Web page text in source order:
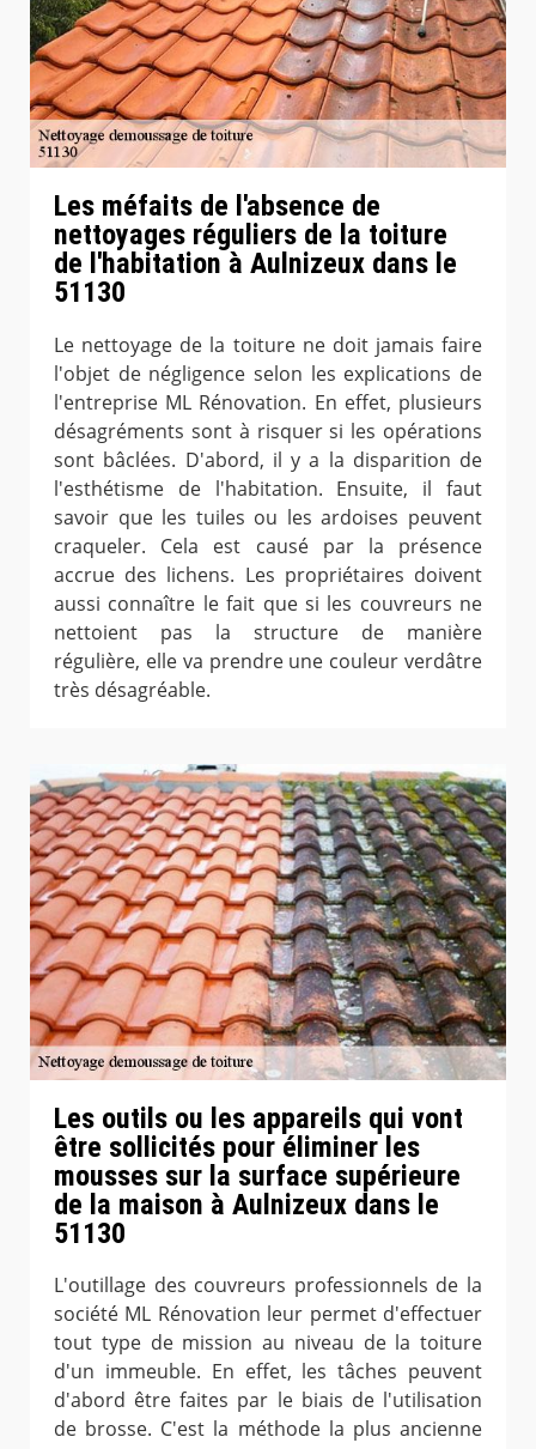
Les méfaits de l'absence de
nettoyages réguliers de la toiture
de l'habitation à Aulnizeux dans le
51130
Le nettoyage de la toiture ne doit jamais faire
l'objet de négligence selon les explications de
l'entreprise ML Rénovation. En effet, plusieurs
désagréments sont à risquer si les opérations
sont bâclées. D'abord, il y a la disparition de
l'esthétisme de l'habitation. Ensuite, il faut
savoir que les tuiles ou les ardoises peuvent
craqueler. Cela est causé par la présence
accrue des lichens. Les propriétaires doivent
aussi connaître le fait que si les couvreurs ne
nettoient pas la structure de manière
régulière, elle va prendre une couleur verdâtre
très désagréable.
Les outils ou les appareils qui vont
être sollicités pour éliminer les
mousses sur la surface supérieure
de la maison à Aulnizeux dans le
51130
L'outillage des couvreurs professionnels de la
société ML Rénovation leur permet d'effectuer
tout type de mission au niveau de la toiture
d'un immeuble. En effet, les tâches peuvent
d'abord être faites par le biais de l'utilisation
de brosse. C'est la méthode la plus ancienne